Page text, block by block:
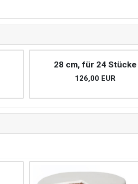
28 cm, für 24 Stücke
126,00 EUR